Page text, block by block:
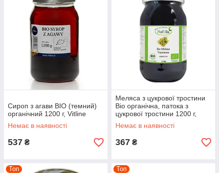
Сироп з агави BIO (темний)
органічний 1200 г, Vitline
Немає в наявності
537 ₴
Меляса з цукрової тростини
Bio органічна, патока з
цукрової тростини 1200 г,
NatVita
Немає в наявності
367 ₴
Топ Топ